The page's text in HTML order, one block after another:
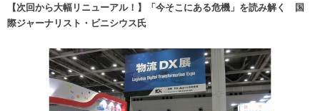
【次回から大幅リニューアル！】「今そこにある危機」を読み解く 国
際ジャーナリスト・ビニシウス氏